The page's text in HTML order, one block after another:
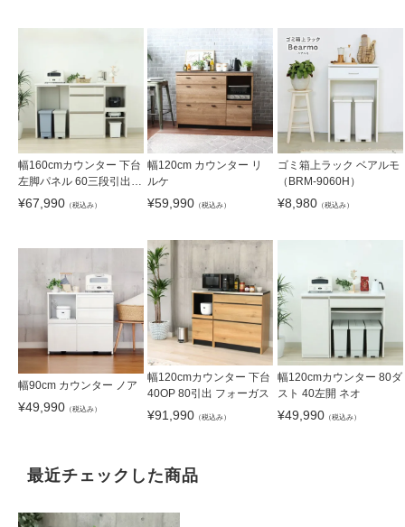
幅160cmカウンター 下台
左脚パネル 60三段引出 4
0可動オープン ネオ
¥67,990 （税込み）
幅120cm カウンター リ
ルケ
¥59,990 （税込み）
ゴミ箱上ラック ベアルモ
（BRM-9060H）
¥8,980（税込み）
幅90cm カウンター ノア
¥49,990 （税込み）
幅120cmカウンター 下台
40OP 80引出 フォーガス
¥91,990 （税込み）
幅120cmカウンター 80ダ
スト 40左開 ネオ
¥49,990（税込み）
最近チェックした商品